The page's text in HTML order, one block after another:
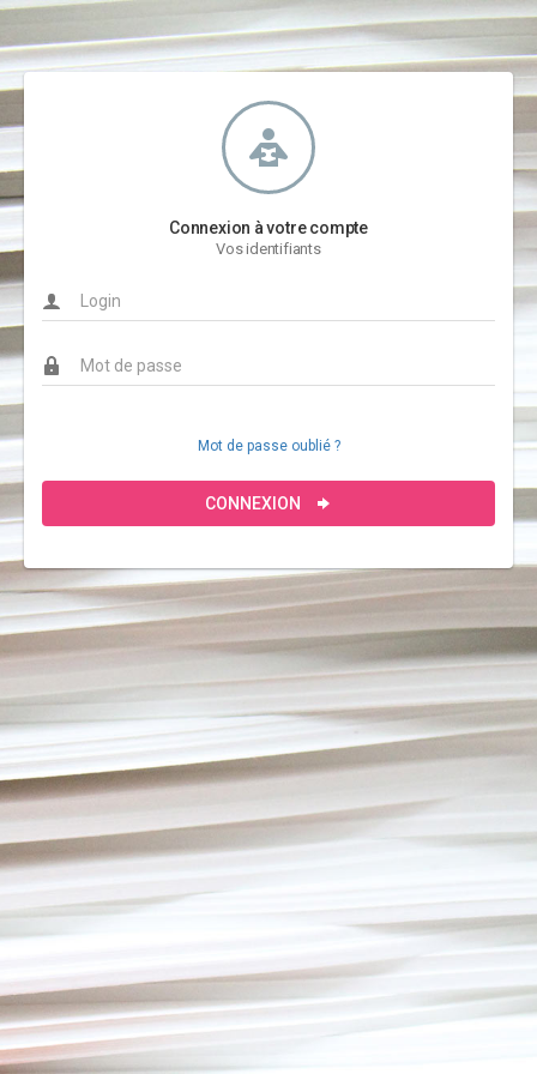
Connexion à votre compte
Vos identifiants
Mot de passe oublié ?
CONNEXION